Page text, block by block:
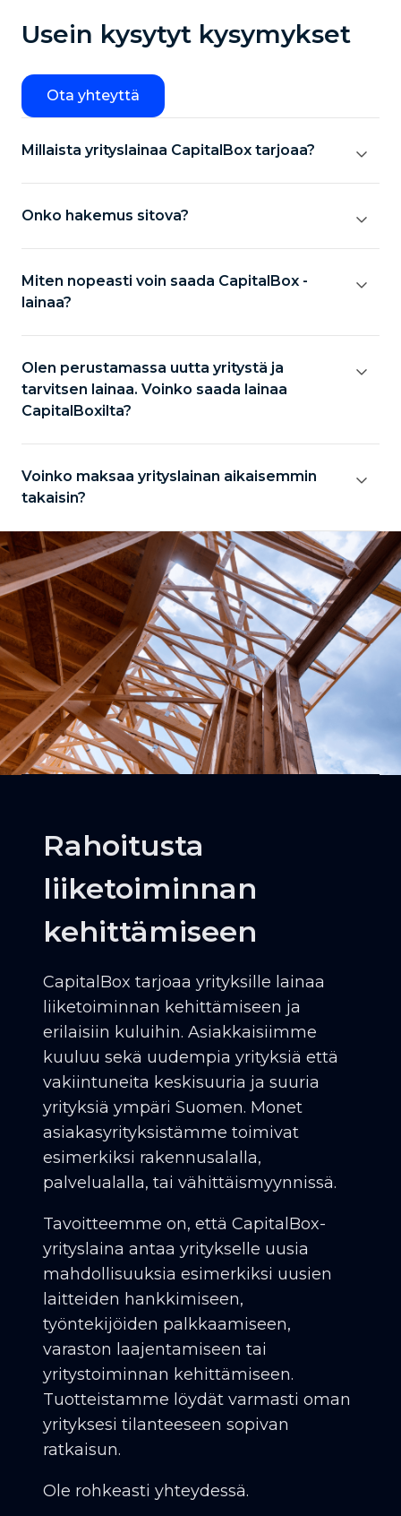
Usein kysytyt kysymykset
Ota yhteyttä
Millaista yrityslainaa CapitalBox tarjoaa?
Onko hakemus sitova?
Miten nopeasti voin saada CapitalBox -
lainaa?
Olen perustamassa uutta yritystä ja
tarvitsen lainaa. Voinko saada lainaa
CapitalBoxilta?
Voinko maksaa yrityslainan aikaisemmin
takaisin?
Rahoitusta
liiketoiminnan
kehittämiseen
CapitalBox tarjoaa yrityksille lainaa
liiketoiminnan kehittämiseen ja
erilaisiin kuluihin. Asiakkaisiimme
kuuluu sekä uudempia yrityksiä että
vakiintuneita keskisuuria ja suuria
yrityksiä ympäri Suomen. Monet
asiakasyrityksistämme toimivat
esimerkiksi rakennusalalla,
palvelualalla, tai vähittäismyynnissä.
Tavoitteemme on, että CapitalBox-
yrityslaina antaa yritykselle uusia
mahdollisuuksia esimerkiksi uusien
laitteiden hankkimiseen,
työntekijöiden palkkaamiseen,
varaston laajentamiseen tai
yritystoiminnan kehittämiseen.
Tuotteistamme löydät varmasti oman
yrityksesi tilanteeseen sopivan
ratkaisun.
Ole rohkeasti yhteydessä.